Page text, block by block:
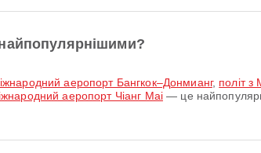
аеропорт Бангкок–Донмианг, політ
аеропорт Чіанг Маі— це